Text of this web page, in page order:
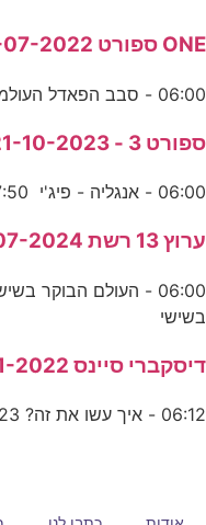
ONE ספורט 28-07-2022
06:00 - סבב הפאדל העולמי 09:44 - מובייל 1 דה גריד - עונה
ספורט 3 - 21-10-2023
06:00 - אנגליה - פיג'י 07:50 - צרפת - דרום אפריקה 09:40 -
ערוץ 13 רשת 05-07-2024
בשישי
דיסקברי סיינס 01-11-2022
06:12 - איך עשו את זה? 23 - פרק 21 06:36 - איך